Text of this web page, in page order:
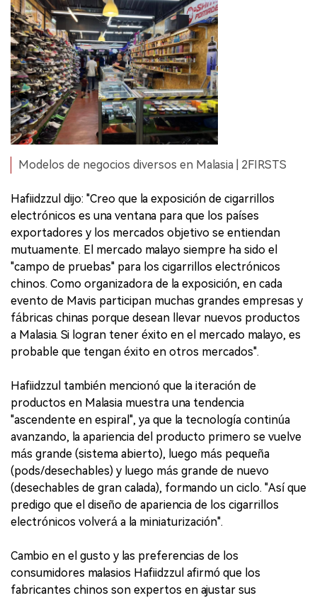
Modelos de negocios diversos en Malasia | 2FIRSTS
Hafiidzzul dijo: "Creo que la exposición de cigarrillos
electrónicos es una ventana para que los países
exportadores y los mercados objetivo se entiendan
mutuamente. El mercado malayo siempre ha sido el
"campo de pruebas" para los cigarrillos electrónicos
chinos. Como organizadora de la exposición, en cada
evento de Mavis participan muchas grandes empresas y
fábricas chinas porque desean llevar nuevos productos
a Malasia. Si logran tener éxito en el mercado malayo, es
probable que tengan éxito en otros mercados".
Hafiidzzul también mencionó que la iteración de
productos en Malasia muestra una tendencia
"ascendente en espiral", ya que la tecnología continúa
avanzando, la apariencia del producto primero se vuelve
más grande (sistema abierto), luego más pequeña
(pods/desechables) y luego más grande de nuevo
(desechables de gran calada), formando un ciclo. "Así que
predigo que el diseño de apariencia de los cigarrillos
electrónicos volverá a la miniaturización".
Cambio en el gusto y las preferencias de los
consumidores malasios Hafiidzzul afirmó que los
fabricantes chinos son expertos en ajustar sus